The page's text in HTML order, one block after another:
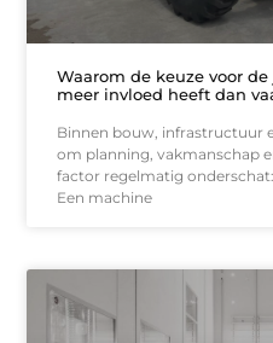
Waarom de keuze voor
meer invloed heeft dan
Binnen bouw, infrastructuur
om planning, vakmanschap
factor regelmatig
Een machine